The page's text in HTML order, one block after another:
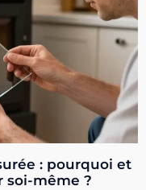
: pourquoi et
soi-même ?